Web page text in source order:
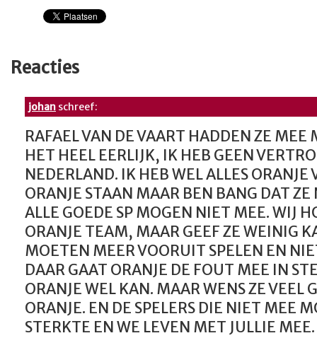
Reacties
johan schreef:
RAFAEL VAN DE VAART HADDEN ZE
HET HEEL EERLIJK, IK HEB GEEN
NEDERLAND. IK HEB WEL ALLES ORANJE
ORANJE STAAN MAAR BEN BANG DAT
ALLE GOEDE SP MOGEN NIET MEE. WIJ
ORANJE TEAM, MAAR GEEF ZE WEINIG
MOETEN MEER VOORUIT SPELEN EN
DAAR GAAT ORANJE DE FOUT MEE IN
ORANJE WEL KAN. MAAR WENS ZE VEEL
ORANJE. EN DE SPELERS DIE NIET MEE
STERKTE EN WE LEVEN MET JULLIE MEE.